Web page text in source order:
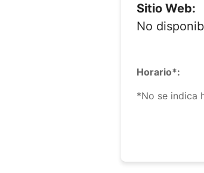
Sitio Web:
No
Horario*:
*No se indica